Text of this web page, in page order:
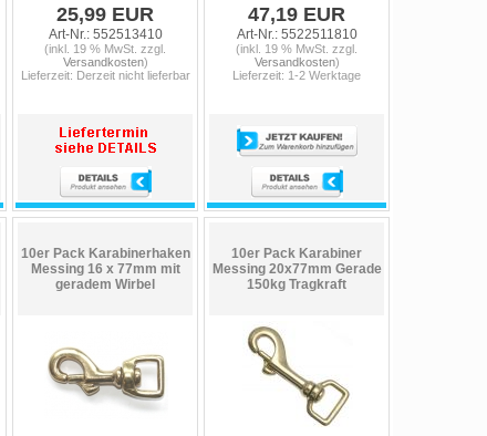
25,99 EUR
Art-Nr.: 552513410
(inkl. 19 % MwSt. zzgl.
Versandkosten)
Lieferzeit: Derzeit nicht lieferbar
47,19 EUR
Art-Nr.: 5522511810
(inkl. 19 % MwSt. zzgl.
Versandkosten)
Lieferzeit: 1-2 Werktage
10er Pack Karabinerhaken
Messing 16 x 77mm mit
geradem Wirbel
10er Pack Karabiner
Messing 20x77mm Gerade
150kg Tragkraft